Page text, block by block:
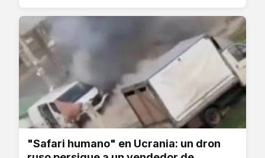
"Safari humano" en Ucrania: un dron